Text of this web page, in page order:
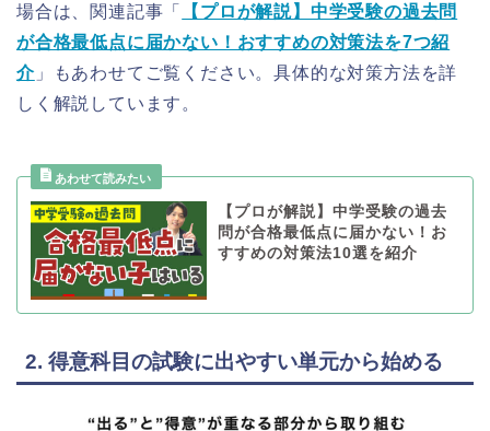
場合は、関連記事「
【プロが解説】中学受験の過去問
が合格最低点に届かない！おすすめの対策法を7つ紹
介」もあわせてご覧ください。具体的な対策方法を詳
しく解説しています。
【プロが解説】中学受験の過去
問が合格最低点に届かない！お
すすめの対策法10選を紹介
2. 得意科目の試験に出やすい単元から始める